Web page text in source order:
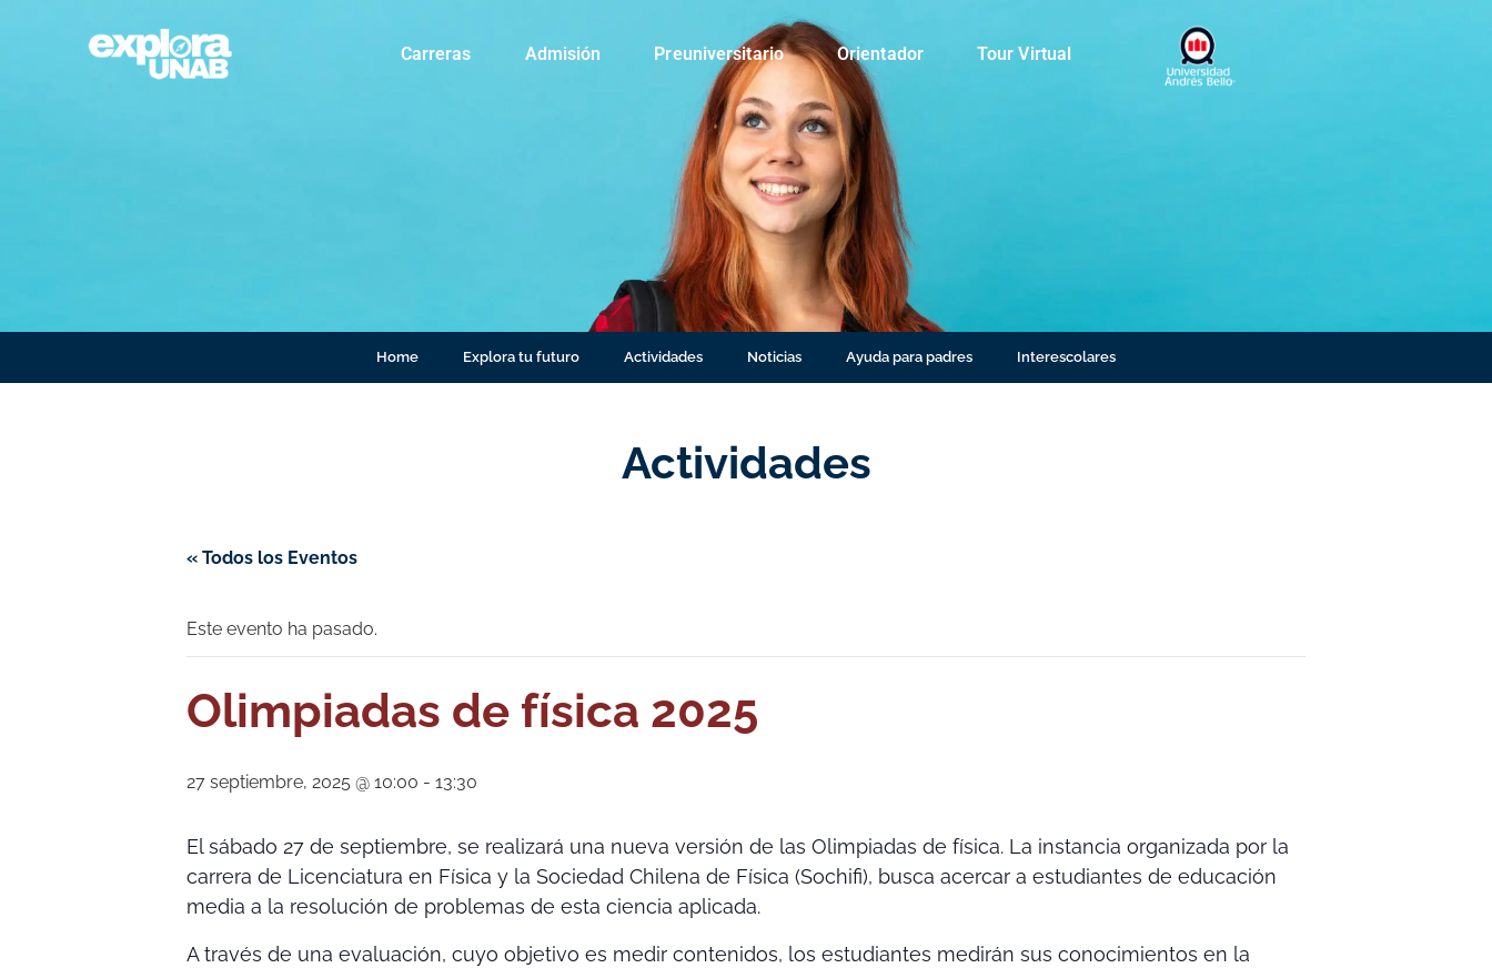
Carreras Admisión Preuniversitario Orientador Tour Virtual
Home Explora tu futuro Actividades Noticias Ayuda para padres Interescolares
Actividades
« Todos los Eventos
Este evento ha pasado.
Olimpiadas de física 2025
27 septiembre, 2025 @ 10:00 - 13:30
El sábado 27 de septiembre, se realizará una nueva versión de las Olimpiadas de física. La instancia organizada por la
carrera de Licenciatura en Física y la Sociedad Chilena de Física (Sochifi), busca acercar a estudiantes de educación
media a la resolución de problemas de esta ciencia aplicada.
A través de una evaluación, cuyo objetivo es medir contenidos, los estudiantes medirán sus conocimientos en la